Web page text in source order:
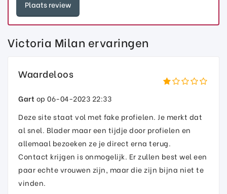
Victoria Milan ervaringen
Waardeloos
Gart op 06-04-2023 22:33
Deze site staat vol met fake profielen. Je merkt dat
al snel. Blader maar een tijdje door profielen en
allemaal bezoeken ze je direct erna terug.
Contact krijgen is onmogelijk. Er zullen best wel een
paar echte vrouwen zijn, maar die zijn bijna niet te
vinden.